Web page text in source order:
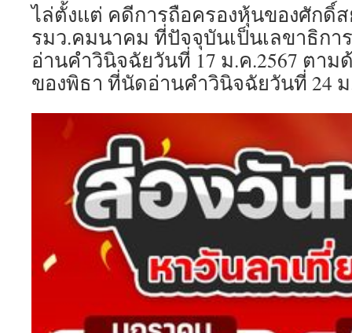
ไล่ตั้งแต่ คดีการถือครองหุ้นของศักดิ์
รมว.คมนาคม ที่ปัจจุบันเป็นเลขาธิกา
อ่านคำวินิจฉัยวันที่ 17 ม.ค.2567 ตา
ของพิธา ที่นัดอ่านคำวินิจฉัยวันที่ 24